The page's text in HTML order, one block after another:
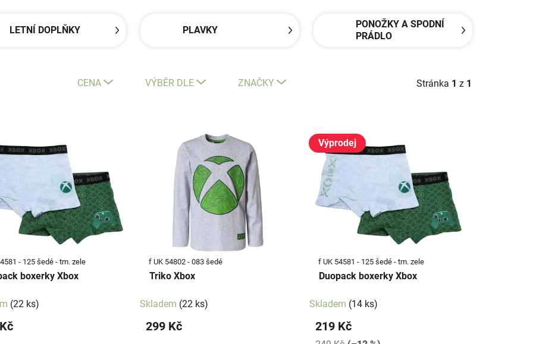
LETNÍ DOPLŇKY PLAVKY
PONOŽKY A SPODNÍ
PRÁDLO
Stránka 1 z 1
CENA VÝBĚR DLE ZNAČKY
- 125 šedé - tm. zele
boxerky Xbox
(22 ks)
f UK 54802 - 083 šedé
Triko Xbox
Skladem (22 ks)
299 Kč
Výprodej
f UK 54581 - 125 šedé - tm. zele
Duopack boxerky Xbox
Skladem (14 ks)
219 Kč